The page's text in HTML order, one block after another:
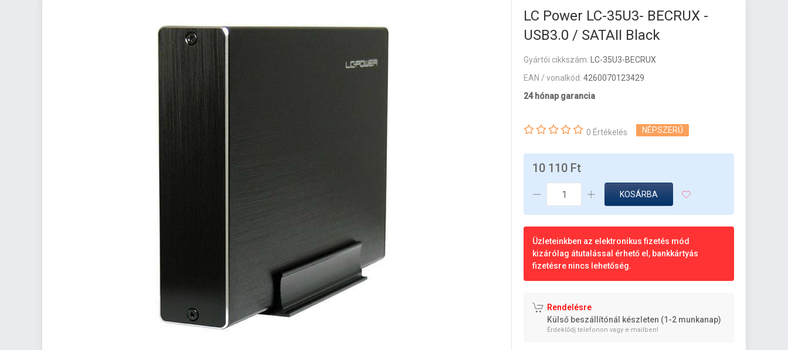
LC Power LC-35U3- BECRUX -
USB3.0 / SATAII Black
Gyártói cikkszám:
LC-35U3-BECRUX
EAN / vonalkód:4260070123429
24 hónap garancia
0 Értékelés NÉPSZERŰ
10 110 Ft
KOSÁRBA
Üzleteinkben az elektronikus fizetés mód
kizárólag átutalással érhető el, bankkártyás
fizetésre nincs lehetőség.
Rendelésre
Külső beszállítónál készleten (1-2 munkanap)
Érdeklődj telefonon vagy e-mailben!